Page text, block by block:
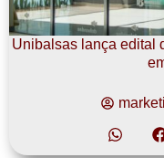
Unibalsas lança edital